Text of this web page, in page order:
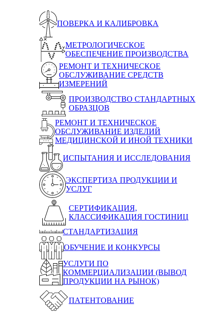
ПОВЕРКА И КАЛИБРОВКА
МЕТРОЛОГИЧЕСКОЕ
ОБЕСПЕЧЕНИЕ ПРОИЗВОДСТВА
РЕМОНТ И ТЕХНИЧЕСКОЕ
ОБСЛУЖИВАНИЕ СРЕДСТВ
ИЗМЕРЕНИЙ
ПРОИЗВОДСТВО СТАНДАРТНЫХ
ОБРАЗЦОВ
РЕМОНТ И ТЕХНИЧЕСКОЕ
ОБСЛУЖИВАНИЕ ИЗДЕЛИЙ
МЕДИЦИНСКОЙ И ИНОЙ ТЕХНИКИ
ИСПЫТАНИЯ И ИССЛЕДОВАНИЯ
ЭКСПЕРТИЗА ПРОДУКЦИИ И
УСЛУГ
СЕРТИФИКАЦИЯ,
КЛАССИФИКАЦИЯ ГОСТИНИЦ
СТАНДАРТИЗАЦИЯ
ОБУЧЕНИЕ И КОНКУРСЫ
УСЛУГИ ПО
КОММЕРЦИАЛИЗАЦИИ (ВЫВОД
ПРОДУКЦИИ НА РЫНОК)
ПАТЕНТОВАНИЕ